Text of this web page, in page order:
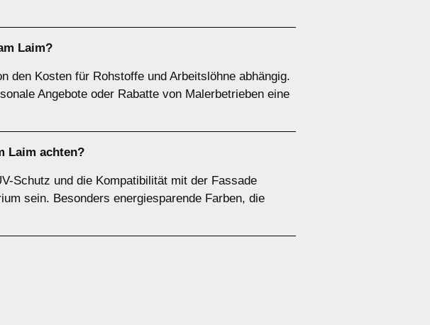
Laim?
den Kosten für Rohstoffe und Arbeitslöhne abhängig.
Angebote oder Rabatte von Malerbetrieben eine
Laim achten?
Schutz und die Kompatibilität mit der Fassade
sein. Besonders energiesparende Farben, die